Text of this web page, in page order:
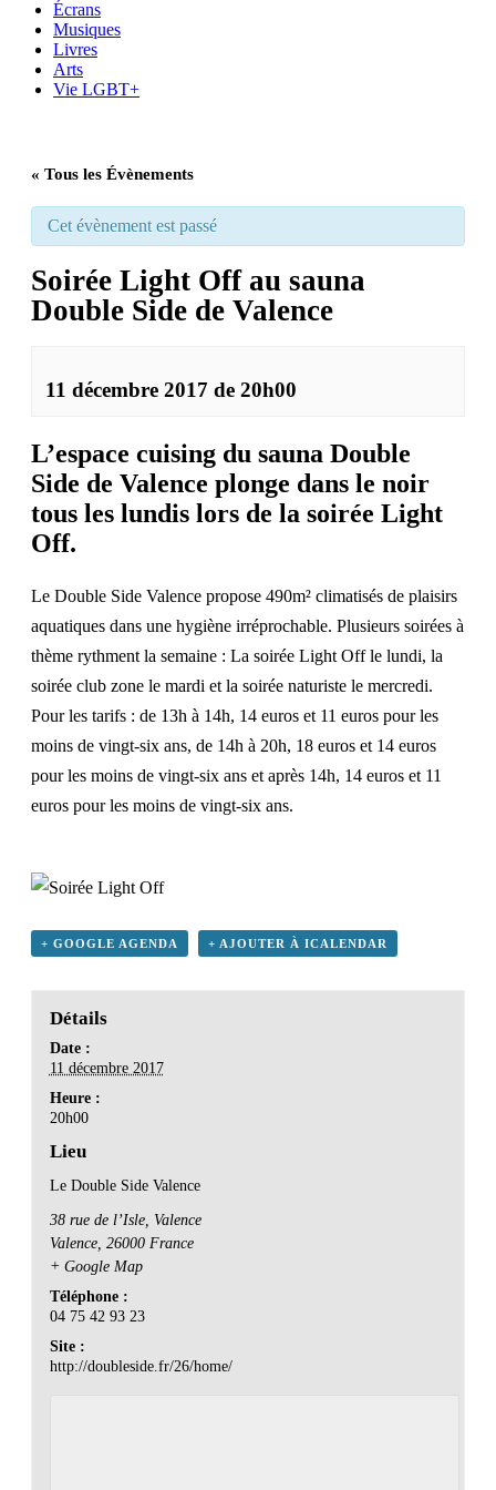
Écrans
Musiques
Livres
Arts
Vie LGBT+
« Tous les Évènements
Cet évènement est passé
Soirée Light Off au sauna
Double Side de Valence
11 décembre 2017 de 20h00
L’espace cuising du sauna Double
Side de Valence plonge dans le noir
tous les lundis lors de la soirée Light
Off.
Le Double Side Valence propose 490m² climatisés de plaisirs
aquatiques dans une hygiène irréprochable. Plusieurs soirées à
thème rythment la semaine : La soirée Light Off le lundi, la
soirée club zone le mardi et la soirée naturiste le mercredi.
Pour les tarifs : de 13h à 14h, 14 euros et 11 euros pour les
moins de vingt-six ans, de 14h à 20h, 18 euros et 14 euros
pour les moins de vingt-six ans et après 14h, 14 euros et 11
euros pour les moins de vingt-six ans.
+ GOOGLE AGENDA + AJOUTER À ICALENDAR
Détails
Date :
11 décembre 2017
Heure :
20h00
Lieu
Le Double Side Valence
38 rue de l’Isle, Valence
Valence, 26000 France
+ Google Map
Téléphone :
04 75 42 93 23
Site :
http://doubleside.fr/26/home/